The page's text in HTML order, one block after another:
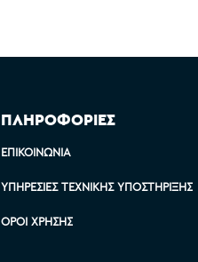
ΠΛΗΡΟΦΟΡΙΕΣ
ΕΠΙΚΟΙΝΩΝΊΑ
ΥΠΗΡΕΣΊΕΣ ΤΕΧΝΙΚΉΣ ΥΠΟΣΤΉΡΙΞΗΣ
ΌΡΟΙ ΧΡΉΣΗΣ